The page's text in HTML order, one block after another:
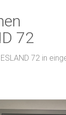
72
72 in